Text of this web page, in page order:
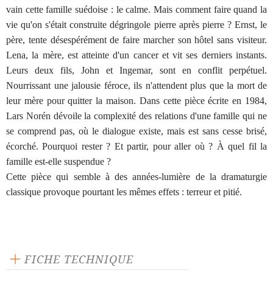
vain cette famille suédoise : le calme. Mais comment faire quand la
vie qu'on s'était construite dégringole pierre après pierre ? Ernst, le
père, tente désespérément de faire marcher son hôtel sans visiteur.
Lena, la mère, est atteinte d'un cancer et vit ses derniers instants.
Leurs deux fils, John et Ingemar, sont en conflit perpétuel.
Nourrissant une jalousie féroce, ils n'attendent plus que la mort de
leur mère pour quitter la maison. Dans cette pièce écrite en 1984,
Lars Norén dévoile la complexité des relations d'une famille qui ne
se comprend pas, où le dialogue existe, mais est sans cesse brisé,
écorché. Pourquoi rester ? Et partir, pour aller où ? À quel fil la
famille est-elle suspendue ?
Cette pièce qui semble à des années-lumière de la dramaturgie
classique provoque pourtant les mêmes effets : terreur et pitié.
FICHE TECHNIQUE